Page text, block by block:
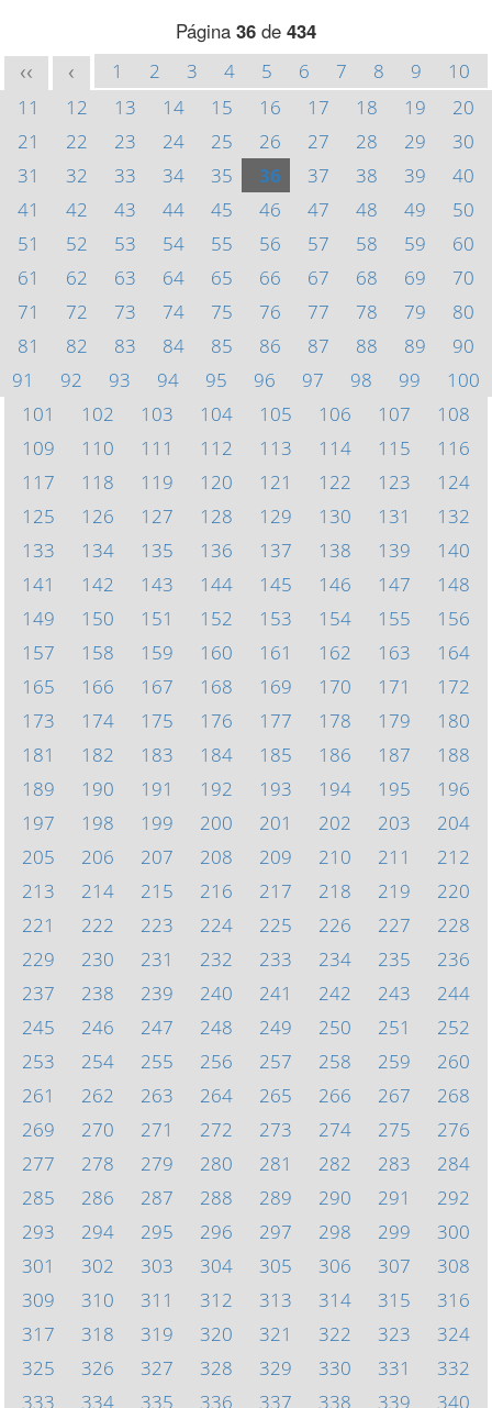
Página 36 de 434
<< < 1 2 3 4 5 6 7 8 9
10
11
12 13 14 15 16 17 18 19
20
21
22 23 24 25 26 27 28 29
30
31
32 33 34 35 36 37 38 39
40
41
42 43 44 45 46 47 48 49
50
51
52 53 54 55 56 57 58 59
60
61
62 63 64 65 66 67 68 69
70
71
72 73 74 75 76 77 78 79
80
81
82 83 84 85 86 87 88 89
90
91
92 93 94 95 96 97 98 99
100
101
102 103 104 105 106 107
108
109
110 111 112 113 114 115
116
117
118 119 120 121 122 123
124
125
126 127 128 129 130 131
132
133
134 135 136 137 138 139
140
141
142 143 144 145 146 147
148
149
150 151 152 153 154 155
156
157
158 159 160 161 162 163
164
165
166 167 168 169 170 171
172
173
174 175 176 177 178 179
180
181
182 183 184 185 186 187
188
189
190 191 192 193 194 195
196
197
198 199 200 201 202 203
204
205
206 207 208 209 210 211
212
213
214 215 216 217 218 219
220
221
222 223 224 225 226 227
228
229
230 231 232 233 234 235
236
237
238 239 240 241 242 243
244
245
246 247 248 249 250 251
252
253
254 255 256 257 258 259
260
261
262 263 264 265 266 267
268
269
270 271 272 273 274 275
276
277
278 279 280 281 282 283
284
285
286 287 288 289 290 291
292
293
294 295 296 297 298 299
300
301
302 303 304 305 306 307
308
309
310 311 312 313 314 315
316
317
318 319 320 321 322 323
324
325
326 327 328 329 330 331
332
333
334 335 336 337 338 339 340